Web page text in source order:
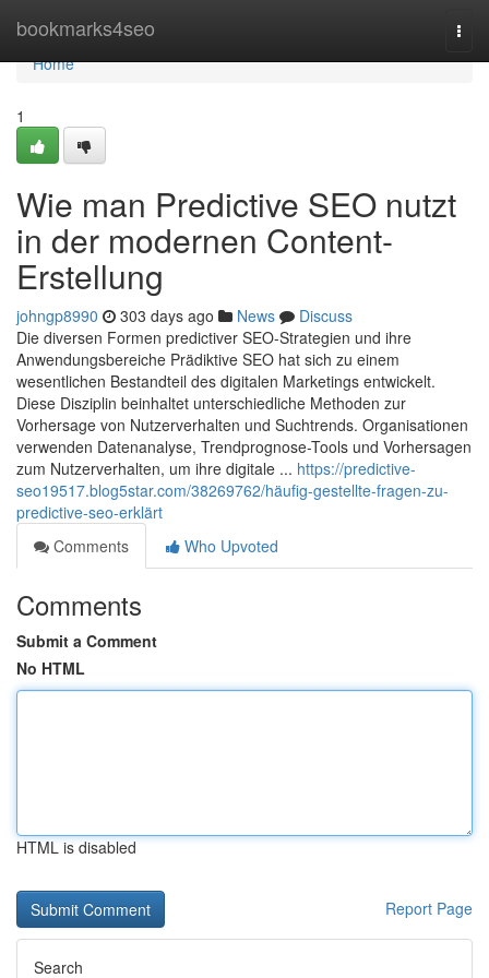
bookmarks4seo
Home
Home
1
Wie man Predictive SEO nutzt
in der modernen Content-
Erstellung
johngp8990 303 days ago News
Discuss
Die diversen Formen predictiver SEO-Strategien und ihre
Anwendungsbereiche Prädiktive SEO hat sich zu einem
wesentlichen Bestandteil des digitalen Marketings entwickelt.
Diese Disziplin beinhaltet unterschiedliche Methoden zur
Vorhersage von Nutzerverhalten und Suchtrends. Organisationen
verwenden Datenanalyse, Trendprognose-Tools und Vorhersagen
zum Nutzerverhalten, um ihre digitale ... https://predictive-
seo19517.blog5star.com/38269762/häufig-gestellte-fragen-zu-
predictive-seo-erklärt
Comments
Who Upvoted
Comments
Submit a Comment
No HTML
HTML is disabled
Report Page
Search